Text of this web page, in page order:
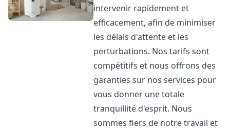
intervenir rapidement et
efficacement, afin de minimiser
les délais d'attente et les
perturbations. Nos tarifs sont
compétitifs et nous offrons des
garanties sur nos services pour
vous donner une totale
tranquillité d'esprit. Nous
sommes fiers de notre travail et